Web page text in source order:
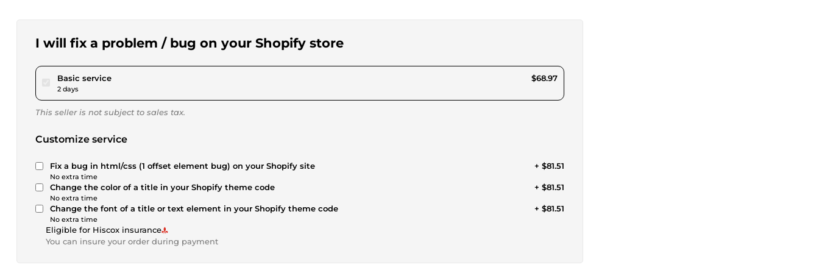
I will fix a problem / bug on your Shopify store
Basic servicepour $63.56
2 days
$68.97
This seller is not subject to sales tax.
Customize service
Fix a bug in html/css (1 offset element bug) on ​​your Shopify site
No extra time
+ $81.51
Change the color of a title in your Shopify theme code
No extra time
+ $81.51
Change the font of a title or text element in your Shopify theme code
No extra time
+ $81.51
Eligible for Hiscox insurance
You can insure your order during payment